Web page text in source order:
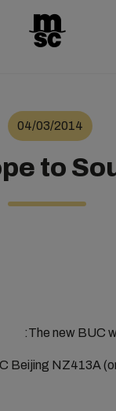
04/03/2014
to
The new BUC
Beijing NZ413A